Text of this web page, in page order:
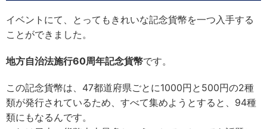
イベントにて、とってもきれいな記念貨幣を一つ入手する
ことができました。
地方自治法施行60周年記念貨幣です。
この記念貨幣は、47都道府県ごとに1000円と500円の2種
類が発行されているため、すべて集めようとすると、94種
類にもなるんです。